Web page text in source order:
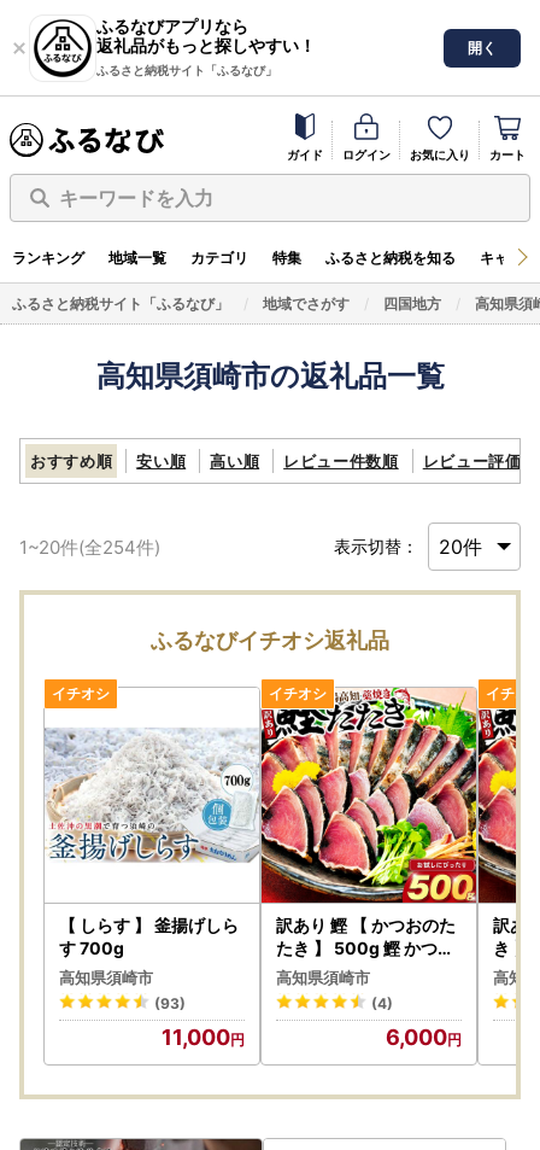
ふるなびアプリなら
返礼品がもっと探しやすい！
ふるさと納税サイト「ふるなび」
開く
ガイド ログイン お気に入り カート
キーワードを入力
ランキング 地域一覧 カテゴリ 特集 ふるさと納税を知る キャン
ふるさと納税サイト「ふるなび」 地域でさがす 四国地方 高知県須
高知県須崎市の返礼品一覧
おすすめ順 安い順 高い順 レビュー件数順 レビュー評価順
1~20件(全254件) 表示切替：
ふるなびイチオシ返礼品
【 しらす 】 釜揚げしら
す 700g
高知県須崎市
(93)
11,000
訳あり 鰹 【 かつおのた
たき 】 500g 鰹 かつお
歳末感謝 SS050
高知県須崎市
(4)
6,000
訳あ
き 】
kg 鰹
60
高知